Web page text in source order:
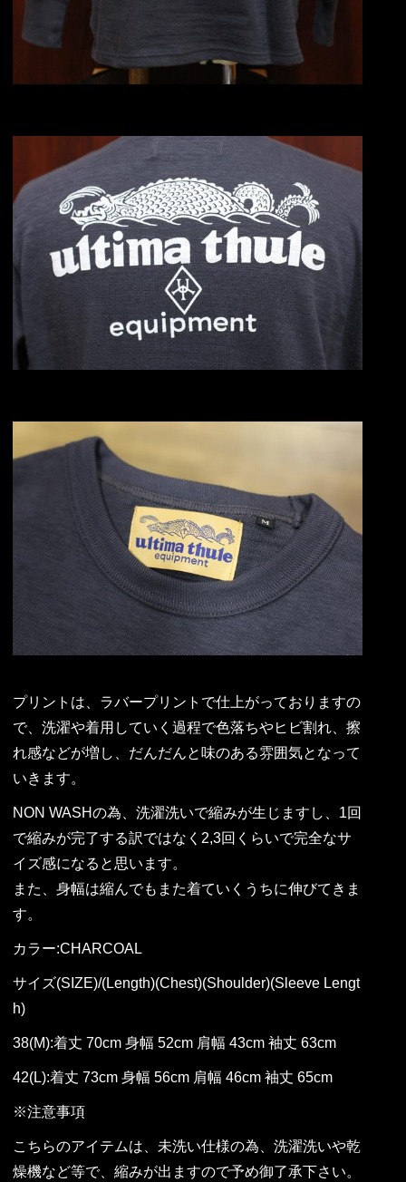
プリントは、ラバープリントで仕上がっておりますの
で、洗濯や着用していく過程で色落ちやヒビ割れ、擦
れ感などが増し、だんだんと味のある雰囲気となって
いきます。
NON WASHの為、洗濯洗いで縮みが生じますし、1回
で縮みが完了する訳ではなく2,3回くらいで完全なサ
イズ感になると思います。
また、身幅は縮んでもまた着ていくうちに伸びてきま
す。
カラー:CHARCOAL
サイズ(SIZE)/(Length)(Chest)(Shoulder)(Sleeve Lengt
h)
38(M):着丈 70cm 身幅 52cm 肩幅 43cm 袖丈 63cm
42(L):着丈 73cm 身幅 56cm 肩幅 46cm 袖丈 65cm
※注意事項
こちらのアイテムは、未洗い仕様の為、洗濯洗いや乾
燥機など等で、縮みが出ますので予め御了承下さい。